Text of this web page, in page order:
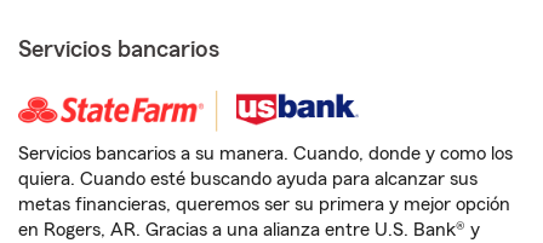
Servicios bancarios
Servicios bancarios a su manera. Cuando, donde y como los
quiera. Cuando esté buscando ayuda para alcanzar sus
metas financieras, queremos ser su primera y mejor opción
en Rogers, AR. Gracias a una alianza entre U.S. Bank® y